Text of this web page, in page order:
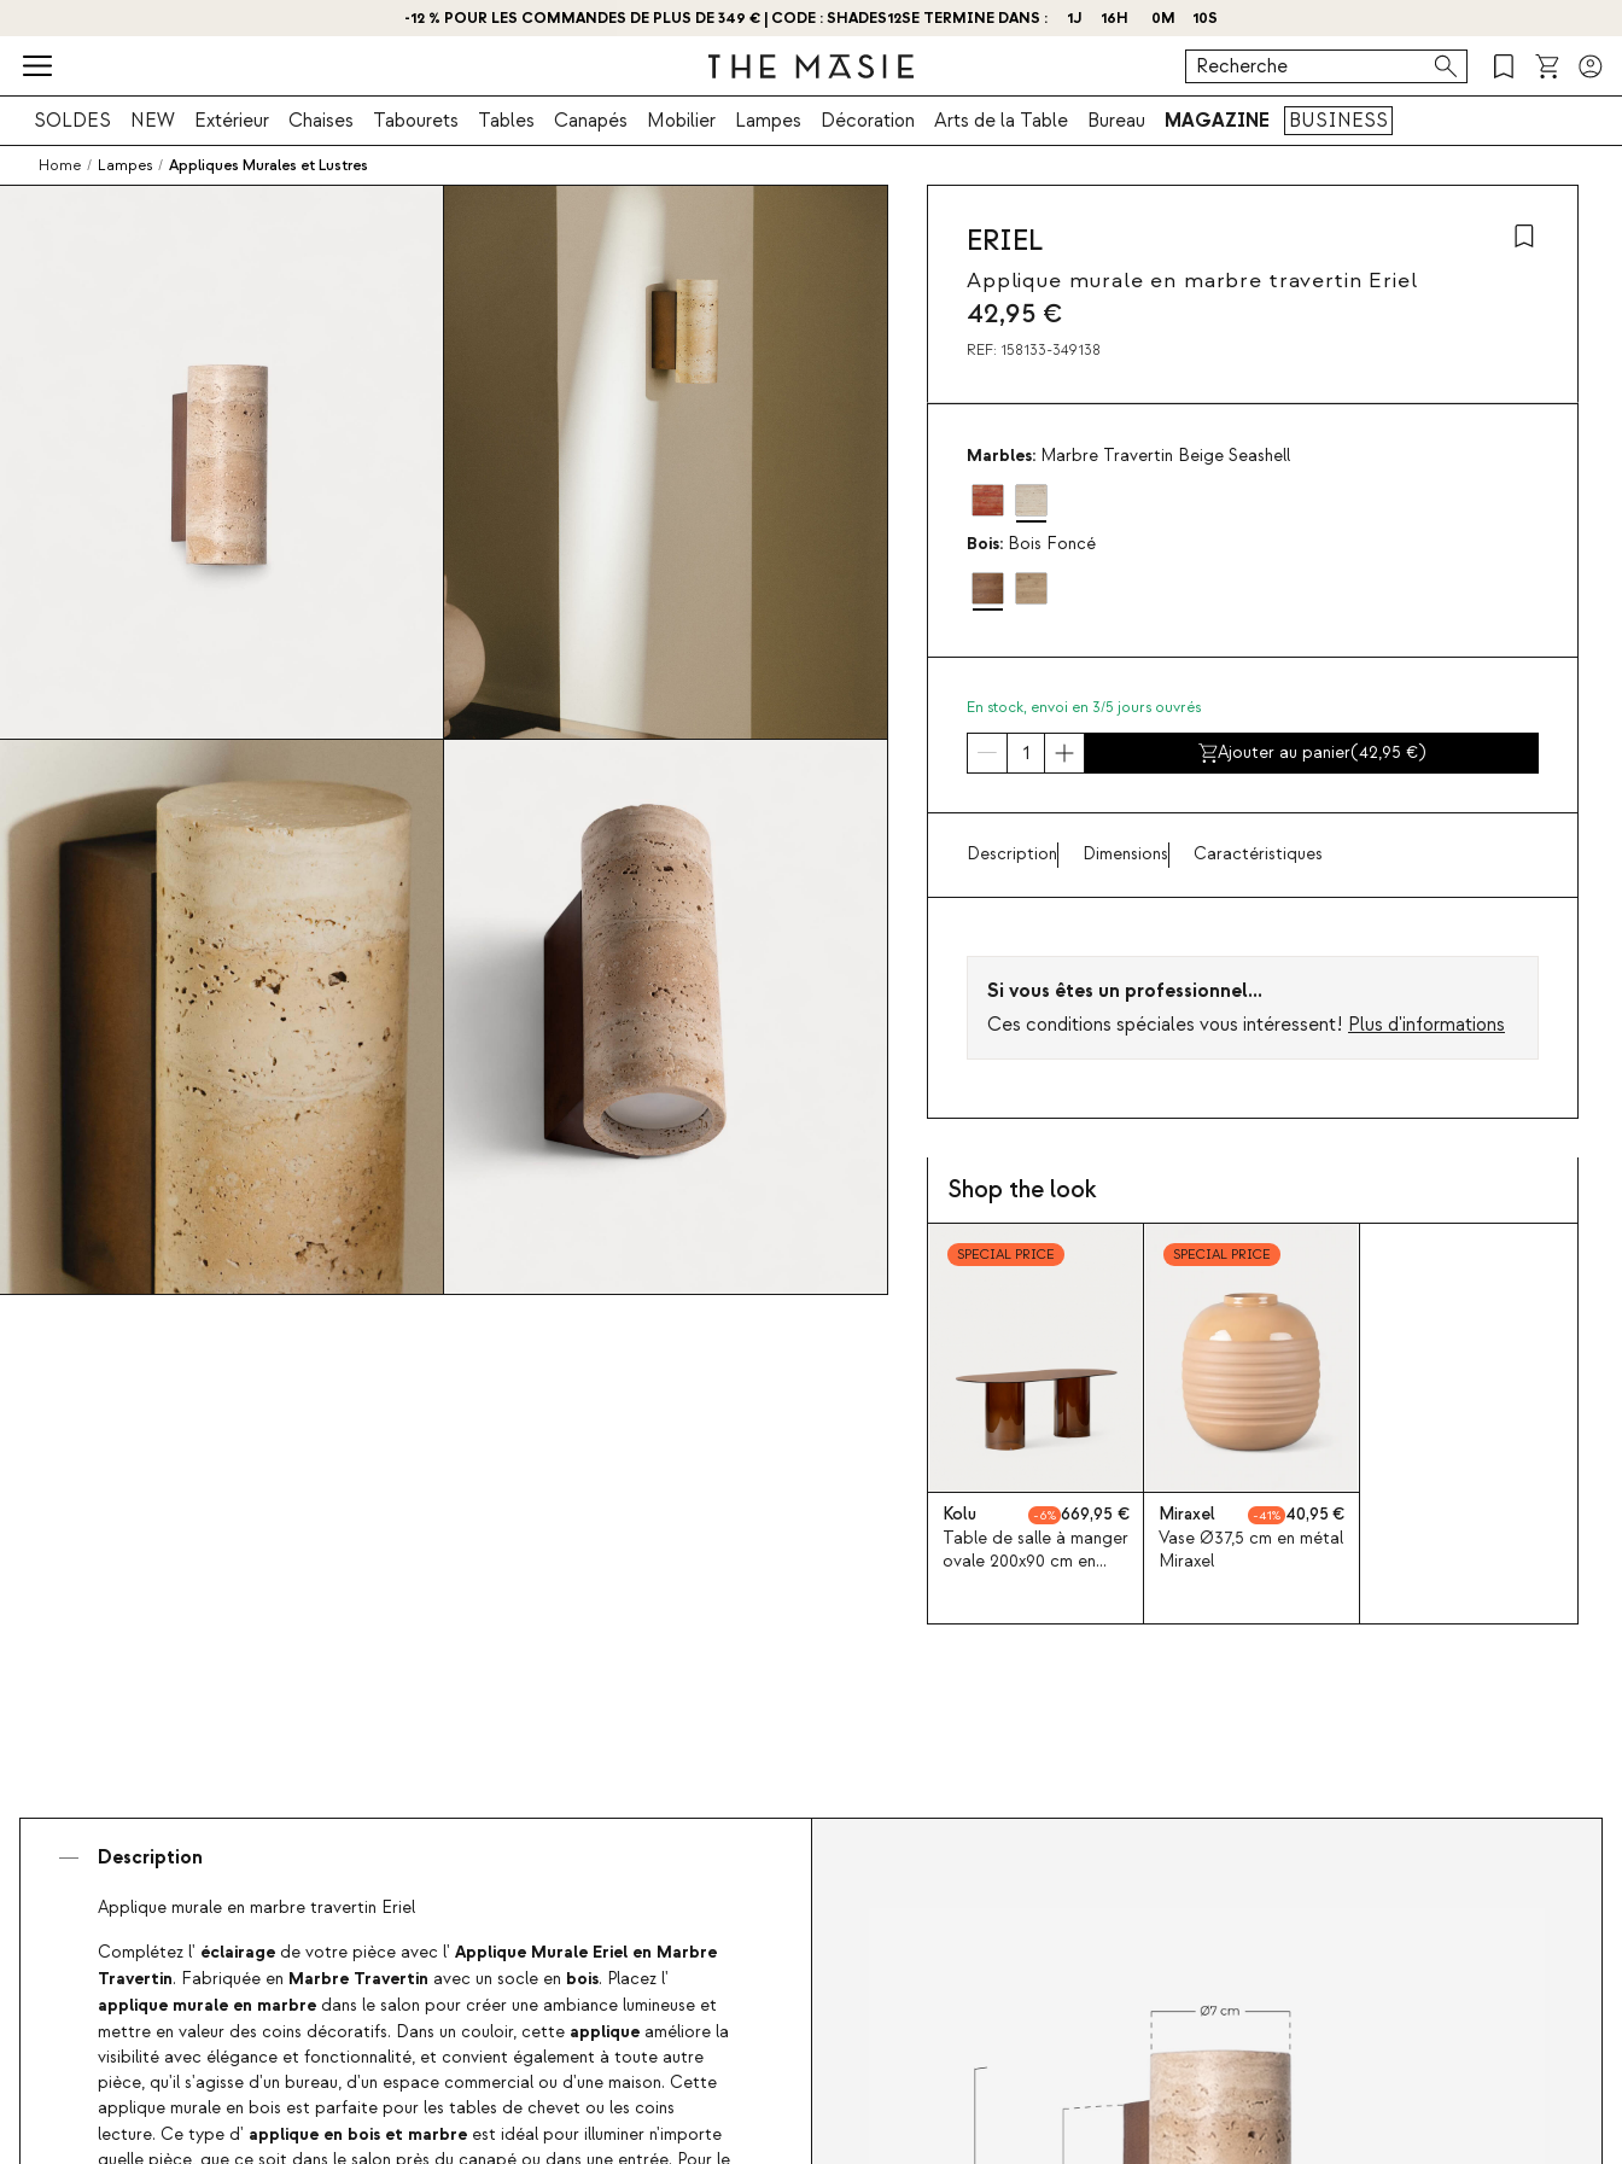
-12 % POUR LES COMMANDES DE PLUS DE 349 € | CODE : SHADES12SE TERMINE DANS : 1J 16H 0M 09S
OBTENEZ - 10 % DE RÉDUCTION EN VOUS INSCRIVANT DÈS MAINTENANT !
SOLDES NEW Extérieur Chaises Tabourets Tables Canapés Mobilier Lampes Décoration Arts de la Table Bureau MAGAZINE BUSINESS
Home / Lampes / Appliques Murales et Lustres
ERIEL
Applique murale en marbre travertin Eriel
42,95 €
REF: 158133-349138
Marbles: Marbre Travertin Beige Seashell
Bois: Bois Foncé
En stock, envoi en 3/5 jours ouvrés
Ajouter au panier(42,95 )
Description Dimensions Caractéristiques
Si vous êtes un professionnel...
Ces conditions spéciales vous intéressent! Plus d'informations
Shop the look
SPECIAL PRICE
Kolu 6
669,95
Table de salle à manger
ovale 200x90 cm en
SPECIAL PRICE
Miraxel 41
40,95
Vase Ø37,5 cm en métal
Miraxel
Description
Applique murale en marbre travertin Eriel
Complétez l' éclairage de votre pièce avec l' Applique Murale Eriel en Marbre
Travertin. Fabriquée en Marbre Travertin avec un socle en bois. Placez l'
applique murale en marbre dans le salon pour créer une ambiance lumineuse et
mettre en valeur des coins décoratifs. Dans un couloir, cette applique améliore la
visibilité avec élégance et fonctionnalité, et convient également à toute autre
pièce, qu'il s'agisse d'un bureau, d'un espace commercial ou d'une maison. Cette
applique murale en bois est parfaite pour les tables de chevet ou les coins
lecture. Ce type d' applique en bois et marbre est idéal pour illuminer n'importe